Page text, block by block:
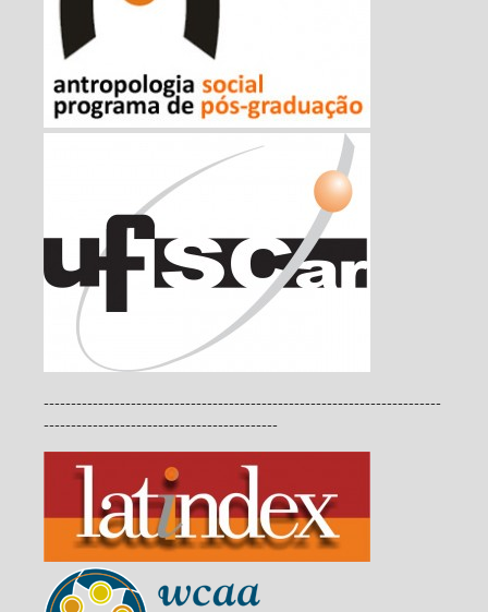
-------------------------------------------------------------------------
-------------------------------------------